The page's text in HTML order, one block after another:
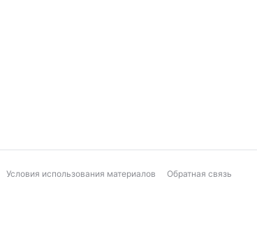
Условия использования материалов Обратная связь